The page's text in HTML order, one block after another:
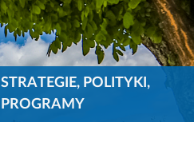
STRATEGIE, POLITYKI,
PROGRAMY